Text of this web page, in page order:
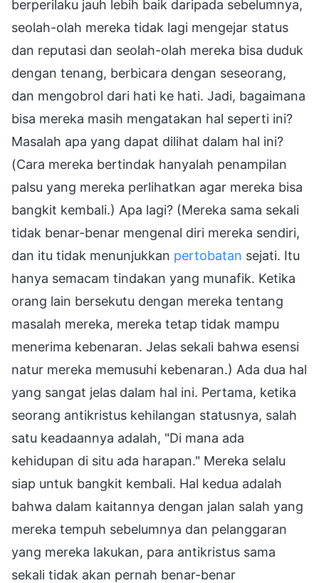
berperilaku jauh lebih baik daripada sebelumnya,
seolah-olah mereka tidak lagi mengejar status
dan reputasi dan seolah-olah mereka bisa duduk
dengan tenang, berbicara dengan seseorang,
dan mengobrol dari hati ke hati. Jadi, bagaimana
bisa mereka masih mengatakan hal seperti ini?
Masalah apa yang dapat dilihat dalam hal ini?
(Cara mereka bertindak hanyalah penampilan
palsu yang mereka perlihatkan agar mereka bisa
bangkit kembali.) Apa lagi? (Mereka sama sekali
tidak benar-benar mengenal diri mereka sendiri,
dan itu tidak menunjukkan pertobatan sejati. Itu
hanya semacam tindakan yang munafik. Ketika
orang lain bersekutu dengan mereka tentang
masalah mereka, mereka tetap tidak mampu
menerima kebenaran. Jelas sekali bahwa esensi
natur mereka memusuhi kebenaran.) Ada dua hal
yang sangat jelas dalam hal ini. Pertama, ketika
seorang antikristus kehilangan statusnya, salah
satu keadaannya adalah, "Di mana ada
kehidupan di situ ada harapan." Mereka selalu
siap untuk bangkit kembali. Hal kedua adalah
bahwa dalam kaitannya dengan jalan salah yang
mereka tempuh sebelumnya dan pelanggaran
yang mereka lakukan, para antikristus sama
sekali tidak akan pernah benar-benar